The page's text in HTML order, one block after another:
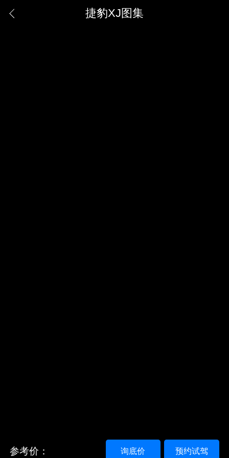
捷豹XJ图集
参考价： 预约试驾
询底价